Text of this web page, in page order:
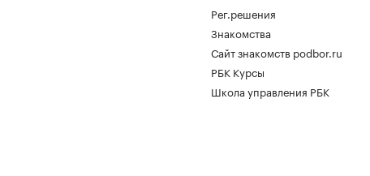
Рег.решения
Знакомства
Сайт знакомств podbor.ru
РБК Курсы
Школа управления РБК